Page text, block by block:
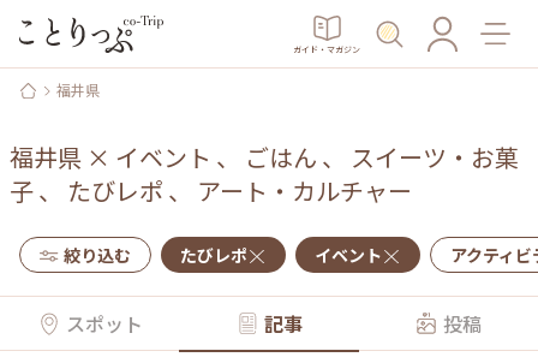
ガイド・マガジン
福井県
福井県 × イベント 、 ごはん 、 スイーツ・お菓
子、 たびレポ 、 アート・カルチャー
絞り込む たびレポ イベント アクティ
スポット 記事 投稿